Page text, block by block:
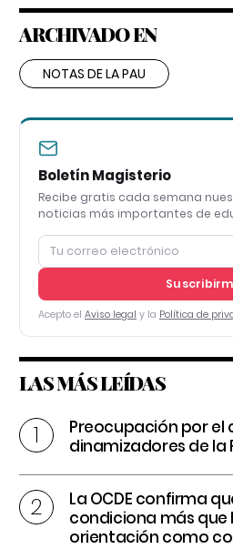
ARCHIVADO EN
NOTAS DE LA PAU
Boletín Magisterio
Recibe gratis cada semana
noticias más importantes de
Acepto el Aviso legal y la Política de
LAS MÁS LEÍDAS
Preocupación por el
dinamizadores de la
La OCDE confirma
condiciona más que
orientación como